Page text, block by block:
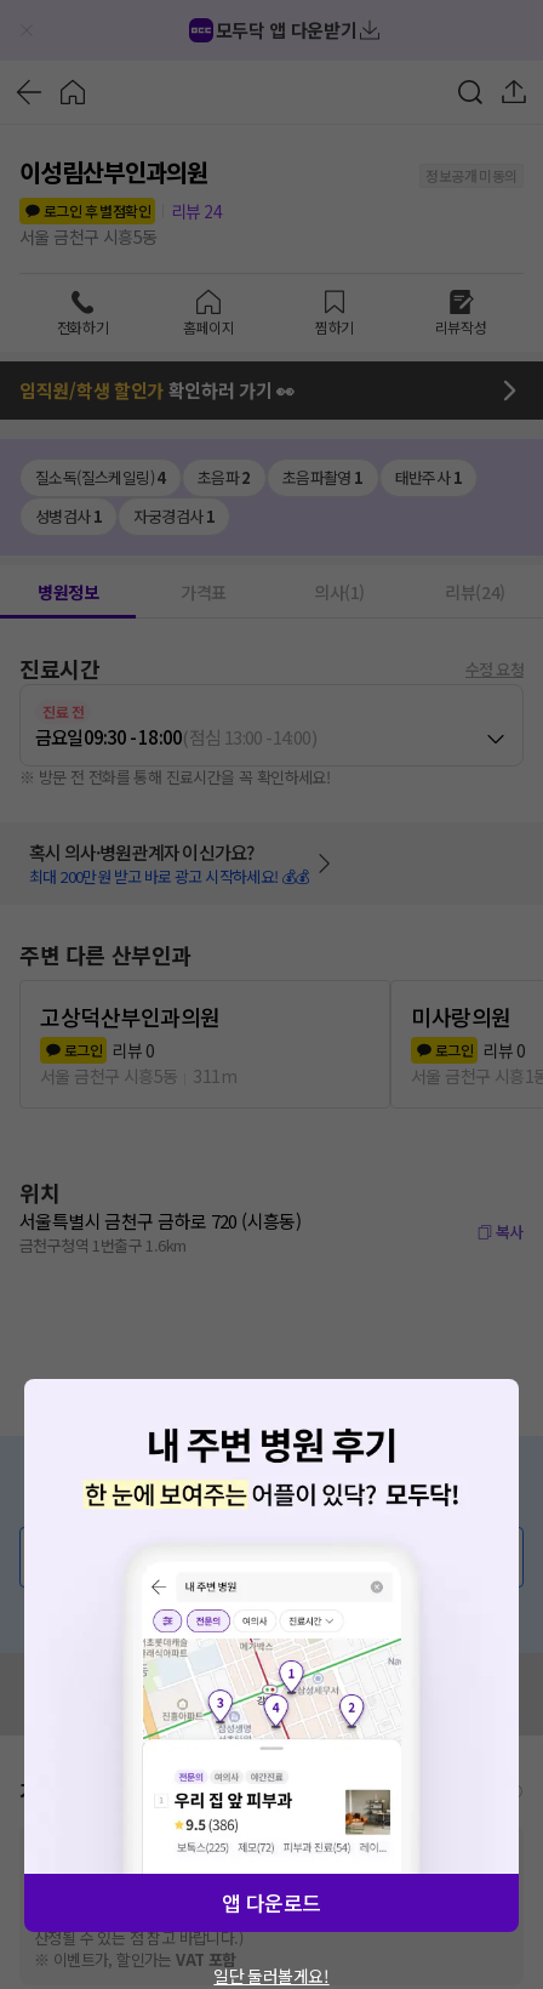
모두닥 앱 다운받기
이성림산부인과의원
정보공개 미동의
로그인 후 별점확인
리뷰 24
서울 금천구 시흥5동
전화하기 홈페이지 찜하기 리뷰작성
임직원/학생 할인가확인하러 가기 👀
질소독(질스케일링)4 초음파2 초음파촬영 1 태반주사1
성병검사1 자궁경검사1
병원정보 가격표 의사(1) 리뷰(24)
진료시간 수정 요청
진료 전
금요일09:30 - 18:00(점심 13:00-14:00)
※ 방문 전 전화를 통해 진료시간을 꼭 확인하세요!
혹시 의사·병원관계자 이신가요?
최대 200만원 받고 바로 광고 시작하세요! 💰💰
주변 다른 산부인과
고상덕산부인과의원
로그인 리뷰 0
서울 금천구 시흥5동
311m
미사랑의원
로그인 리뷰 0
서울 금천구 시흥1
위치
서울특별시 금천구 금하로 720 (시흥동)
금천구청역 1번출구 1.6km
복사
증상/치료, 궁금한 점이 있나요?
의사가 직접 답해드려요!
💬 무엇이든 물어보세요
혹은, 의료상담 서비스에 다양한 게시글 보러가기
혹시 잘못된 병원정보가 있나요?
모두닥 팀에 알려주세요!
가격표 비급여/급여 진료란?
추가비용 등으로 실제 가격과 상이할 수 있으니, 정확
한 가격은 해당 의료기관에 직접 문의해주세요.
건강보험심사평가원에 고지되어 있는 급여 진료 기준 가
격입니다. (진료와 연관된 복합적인 비용이 추가되어, 병원마다 금액이 다르게
산정될 수 있는 점 참고 바랍니다.)
※ 이벤트가, 할인가는VAT 포함
앱 다운로드
일단 둘러볼게요!